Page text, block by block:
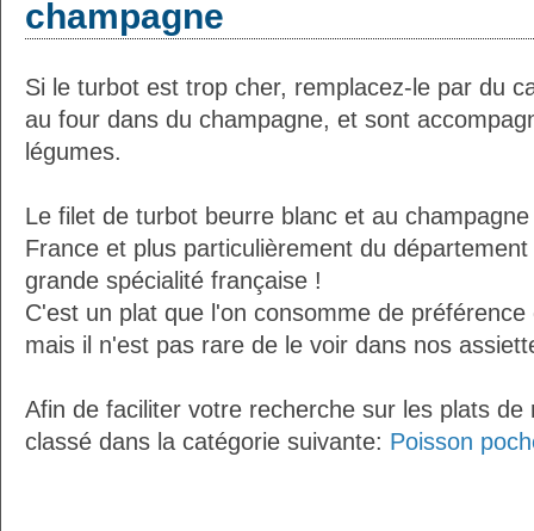
champagne
Si le turbot est trop cher, remplacez-le par du
au four dans du champagne, et sont
légumes.
Le filet de turbot beurre blanc et au
France et plus particulièrement du
grande spécialité française !
C'est un plat que l'on consomme de
mais il n'est pas rare de le voir dans nos
Afin de faciliter votre recherche sur les plats
classé dans la catégorie suivante: Poisson